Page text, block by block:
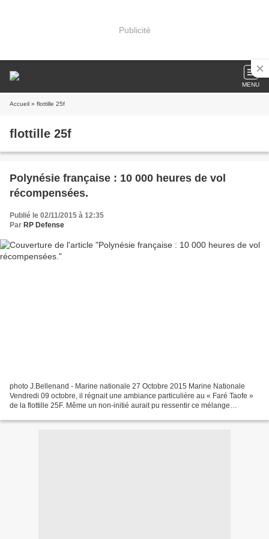
Publicité
MENU
Accueil » flottille 25f
flottille 25f
Polynésie française : 10 000 heures de vol
récompensées.
Publié le 02/11/2015 à 12:35
Par RP Defense
photo J.Bellenand - Marine nationale 27 Octobre 2015 Marine Nationale
Vendredi 09 octobre, il régnait une ambiance particulière au « Faré Taofe »
de la flottille 25F. Même un non-initié aurait pu ressentir ce mélange